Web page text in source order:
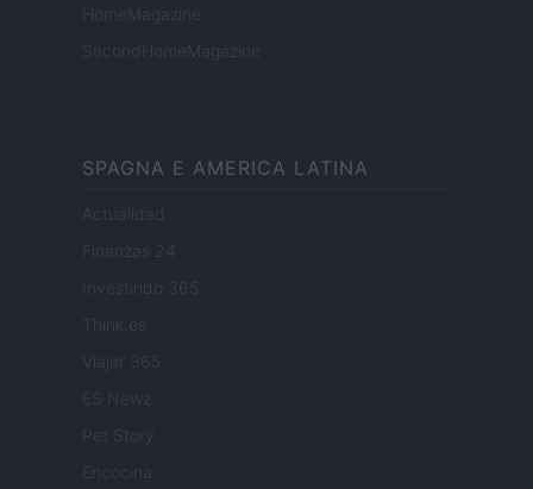
HomeMagazine
SecondHomeMagazine
SPAGNA E AMERICA LATINA
Actualidad
Finanzas 24
Investindo 365
Think.es
Viajar 365
ES Newz
Encocina